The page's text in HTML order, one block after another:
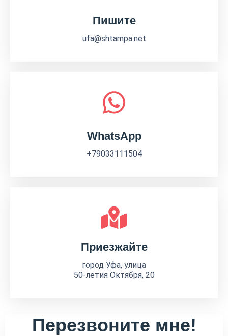
Пишите
ufa@shtampa.net
WhatsApp
+79033111504
Приезжайте
город Уфа, улица
50-летия Октября, 20
Перезвоните мне!